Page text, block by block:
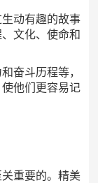
动有趣的故事
文化、使命和
奋斗历程等，
他们更容易记
重要的。精美